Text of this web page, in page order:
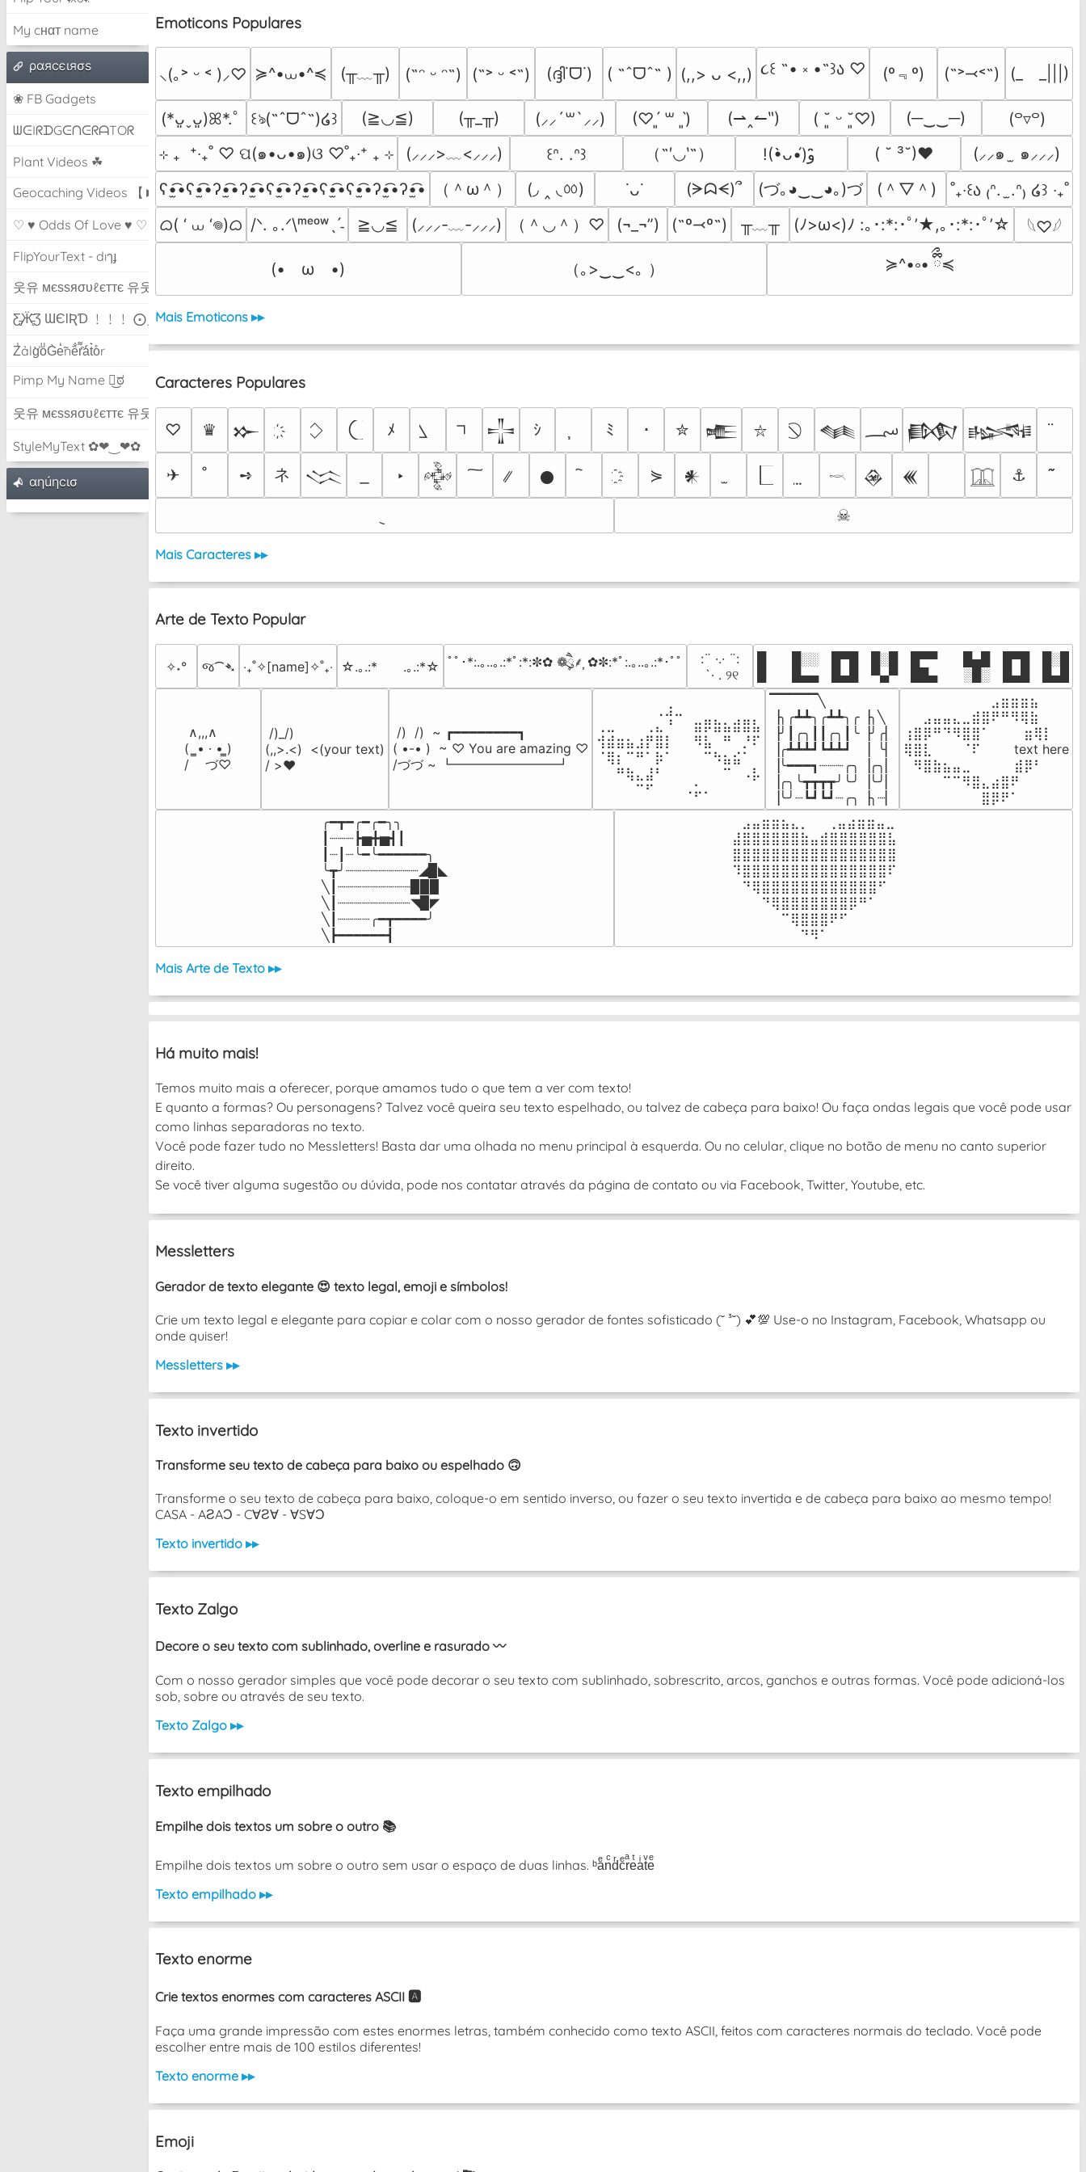
My cнαт name
ραяcєιяσѕ
❀ FB Gadgets
ᗯᕮIᖇᗪGᕮᑎᕮᖇᗩTOᖇ
Plant Videos ☘
Geocaching Videos 【►】
♡ ♥ Odds Of Love ♥ ♡
FlipYourText - dıๅɟ
웃유 мєѕѕяσυℓєттє 유웃
Ƹ̵̡Ӝ̵̨̄Ʒ ƜЄƖƦƊ ﹗﹗﹗ ⨀_⨀
Z̾ảlg̀͐oͧG̀e̒̃nȅ̐r͌̑á͑t͛o̊r
Pimp My Name ಠ͜ಠ
웃유 мєѕѕяσυℓєттє 유웃
StyleMyText ✿❤‿❤✿
αηúηcισ
Emoticons Populares
⸜(｡˃ ᵕ ˂ )⸝♡ ≽^•⩊•^≼ (╥﹏╥) (˶ᵔ ᵕ ᵔ˶) (˶˃ ᵕ ˂˶) (ദ്ദി˙ᗜ˙) ( ˶ˆᗜˆ˵ ) (,,> ᴗ <,,) ૮꒰ ˶• ༝ •˶꒱ა ♡ (º﹃º) (˶˃⤙˂˶) (_　_|||)
(*ᴗ͈ˬᴗ͈)ꕤ*.ﾟ ꒰ঌ(˶ˆᗜˆ˵)໒꒱ (≧◡≦) (╥_╥) (⸝⸝´꒳`⸝⸝) (♡ˊ͈ ꒳ ˋ͈) (⇀‸↼‶) ( ˘͈ ᵕ ˘͈♡) (─‿‿─)
(꒪▿꒪)
⊹ ₊  ⁺‧₊˚ ♡ ପ(๑•ᴗ•๑)ଓ ♡˚₊‧⁺ ₊ ⊹
(⸝⸝⸝>﹏<⸝⸝⸝) ꒰ᐢ. .ᐢ꒱ （˶′◡‵˶） ( ˘ ³˘)♥
(⸝⸝๑  ̫ ๑⸝⸝⸝)
ʕ•̫͡•ʕ•̫͡•ʔ•̫͡•ʔ•̫͡•ʕ•̫͡•ʔ•̫͡•ʕ•̫͡•ʕ•̫͡•ʔ•̫͡•ʔ•̫͡•
（＾ω＾） (◞ ‸ ◟ㆀ) ˙ᴗ˙ (ᗒᗣᗕ)՞ (づ｡◕‿‿◕｡)づ (＾▽＾)
˚₊‧꒰ა ₍ᐢ.  ̫.ᐢ₎ ໒꒱ ‧₊˚
ᜊ( ‘ ⩊ ‘𖦹)ᜊ /ᐠ. ｡.ᐟ\ᵐᵉᵒʷˎˊ˗ ≧◡≦ (⸝⸝⸝-﹏-⸝⸝⸝) （＾◡＾）♡ (¬_¬”) (˶º⤙º˶) ╥﹏╥ (ﾉ>ω<)ﾉ :｡･:*:･ﾟ’★,｡･:*:･ﾟ’☆ 𓆩♡𓆪
(•　ω　•) （｡>‿‿<｡ ） ≽^•༚• ྀིྀ≼
Mais Emoticons ▸▸
Caracteres Populares
♡ ♛ 𒁍 ﾒ 𒋲 ｼ ﾐ ･ ✮ 𒍫 ⛥ 𒈝 ؄ 𒁃 𒈙
✈ ➺ ネ 𒈱 ‣ 𒅒 𒊹 ⋟ 𒀭 𓎖 𒊲 𒌍 𓉳 ⚓
☠
Mais Caracteres ▸▸
Arte de Texto Popular
✧˖° જ⁀➴ ‎‧₊˚✧[name]✧˚₊‧ ☆.｡.:*　　.｡.:*☆ ﾟﾟ･*:.｡..｡.:*ﾟ:*:✼✿ ❁ཻུ۪۪⸙͎ ✿✼:*ﾟ:.｡..｡.:*･ﾟﾟ
⠀:¨ ·.· ¨:⠀
⠀ `· . ୨୧⠀
█  █░░ █▀█ █░█ █▀▀  █▄█ █▀█ █░█
█  █▄▄ █▄█ ▀▄▀ ██▄  ░█░ █▄█ █▄█
∧,,,∧
(  ̳• · • ̳)
/    づ♡
/)_/)
(,,>.<)  <(your text)
/ >❤️
/)  /)  ~ ┏━━━━━━━━┓
( •-• )  ~ ♡ You are amazing ♡
/づづ ~ ┗━━━━━━━━┛
⠀⠀⠀⠀⠀⠀⢀⣰⣀⠀⠀⠀⠀⠀⠀⠀⠀
⢀⣀⠀⠀⠀⢀⣄⠘⠀⠀⣶⡿⣷⣦⣾⣿⣧
⢺⣾⣶⣦⣰⡟⣿⡇⠀⠀⠻⣧⠀⠛⠀⡘⠏
⠈⢿⡆⠉⠛⠁⡷⠁⠀⠀⠀⠉⠳⣦⣮⠁⠀
⠀⠀⠛⢷⣄⣼⠃⠀⠀⠀⠀⠀⠀⠉⠀⠠⡧
⠀⠀⠀⠀⠉⠋⠀⠀⠀⠠⡥⠄⠀⠀⠀⠀⠀
▔▔▔▔▔╲
▕╮╭┻┻╮╭┻┻╮╭▕╮╲
▕╯┃╭╮┃┃╭╮┃╰▕╯╭▏
▕╭┻┻┻┛┗┻┻┛  ▕  ╰▏
▕╰━━━┓┈┈┈╭╮▕╭╮▏
▕╭╮╰┳┳┳┳╯╰╯▕╰╯▏
▕╰╯┈┗┛┗┛┈╭╮▕╮┈▏
⠀⠀⠀⠀⠀⠀⠀⠀⠀⣠⣶⣶⣶⣦⠀⠀
⠀⠀⣠⣤⣤⣄⣀⣾⣿⠟⠛⠻⢿⣷⠀
⢰⣿⡿⠛⠙⠻⣿⣿⠁⠀⠀ ⠀⣶⢿⡇
⢿⣿⣇⠀⠀⠀⠈⠏⠀⠀⠀ text here
⠀⠻⣿⣷⣦⣤⣀⠀⠀⠀ ⠀⣾⡿⠃⠀
⠀⠀⠀⠀⠉⠉⠻⣿⣄⣴⣿⠟⠀⠀⠀
⠀⠀⠀⠀⠀⠀⠀⠀⣿⡿⠟⠁⠀⠀⠀
╭━┳━╭━╭━╮╮
┃┈┈┈┣▅╋▅┫┃
┃┈┃┈╰━╰━━━━━━╮
╰┳╯┈┈┈┈┈┈┈┈┈◢▉◣
╲┃┈┈┈┈┈┈┈┈┈▉▉▉
╲┃┈┈┈┈┈┈┈┈┈◥▉◤
╲┃┈┈┈┈╭━┳━━━━╯
╲┣━━━━━━┫﻿
⠀⣠⣤⣶⣶⣦⣄⡀  ⠀⢀⣤⣴⣶⣶⣤⣀⠀
⣼⣿⣿⣿⣿⣿⣿⣷⣤⣾⣿⣿⣿⣿⣿⣿⣧
⣿⣿⣿⣿⣿⣿⣿⣿⣿⣿⣿⣿⣿⣿⣿⣿⣿
⠹⣿⣿⣿⣿⣿⣿⣿⣿⣿⣿⣿⣿⣿⣿⣿⠏
⠀⠙⢿⣿⣿⣿⣿⣿⣿⣿⣿⣿⣿⣿⣿⠋⠀
⠀⠀⠀⠙⢿⣿⣿⣿⣿⣿⣿⣿⡿⠛⠁⠀⠀
⠀⠀⠀⠀⠀⠉⢿⣿⣿⣿⠟⠋⠀⠀⠀⠀⠀
⠀⠀⠀⠀⠀⠀⠀⠙⠻⠁⠀⠀⠀⠀⠀⠀⠀⠀⠀⠀⠀⠀⠀
Mais Arte de Texto ▸▸
Há muito mais!
Temos muito mais a oferecer, porque amamos tudo o que tem a ver com texto!
E quanto a formas? Ou personagens? Talvez você queira seu texto espelhado, ou talvez de cabeça para baixo! Ou faça ondas legais que você pode usar
como linhas separadoras no texto.
Você pode fazer tudo no Messletters! Basta dar uma olhada no menu principal à esquerda. Ou no celular, clique no botão de menu no canto superior
direito.
Se você tiver alguma sugestão ou dúvida, pode nos contatar através da página de contato ou via Facebook, Twitter, Youtube, etc.
Messletters
Gerador de texto elegante 😍 texto legal, emoji e símbolos!
Crie um texto legal e elegante para copiar e colar com o nosso gerador de fontes sofisticado (˘ ³˘) 💕💯 Use-o no Instagram, Facebook, Whatsapp ou
onde quiser!
Messletters ▸▸
Texto invertido
Transforme seu texto de cabeça para baixo ou espelhado 🙃
Transforme o seu texto de cabeça para baixo, coloque-o em sentido inverso, ou fazer o seu texto invertida e de cabeça para baixo ao mesmo tempo!
CASA - AƧAƆ - C∀Ƨ∀ - ∀S∀Ɔ
Texto invertido ▸▸
Texto Zalgo
Decore o seu texto com sublinhado, overline e rasurado 〰️
Com o nosso gerador simples que você pode decorar o seu texto com sublinhado, sobrescrito, arcos, ganchos e outras formas. Você pode adicioná-los
sob, sobre ou através de seu texto.
Texto Zalgo ▸▸
Texto empilhado
Empilhe dois textos um sobre o outro 📚
Empilhe dois textos um sobre o outro sem usar o espaço de duas linhas. ᵇaͤnͨdͬcͤrͣeͭaͥtͮeͤ
Texto empilhado ▸▸
Texto enorme
Crie textos enormes com caracteres ASCII 🅰️
Faça uma grande impressão com estes enormes letras, também conhecido como texto ASCII, feitos com caracteres normais do teclado. Você pode
escolher entre mais de 100 estilos diferentes!
Texto enorme ▸▸
Emoji